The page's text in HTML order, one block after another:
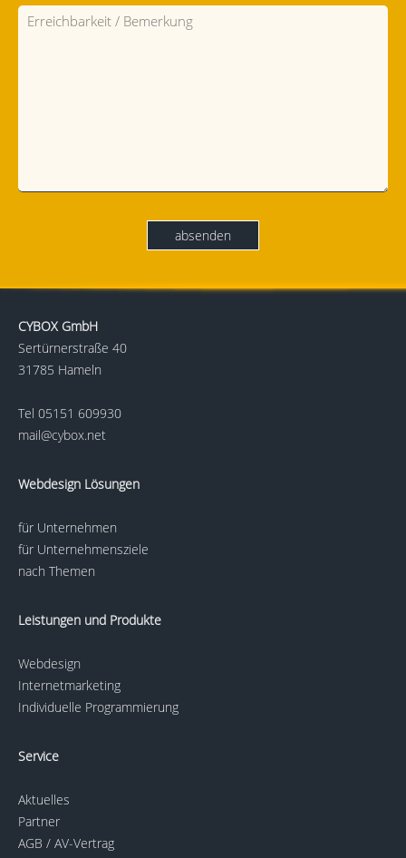
CYBOX GmbH
Sertürnerstraße 40
31785 Hameln
Tel 05151 609930
mail@cybox.net
Webdesign Lösungen
für Unternehmen
für Unternehmensziele
nach Themen
Leistungen und Produkte
Webdesign
Internetmarketing
Individuelle Programmierung
Service
Aktuelles
Partner
AGB / AV-Vertrag